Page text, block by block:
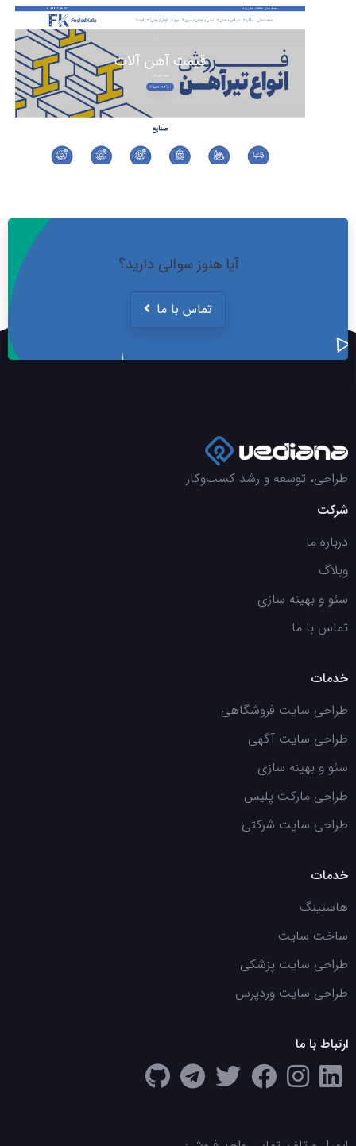
آیا هنوز سوالی دارید؟
تماس با ما
طراحی، توسعه و رشد کسب‌وکار
شرکت
درباره ما
وبلاگ
سئو و بهینه سازی
تماس با ما
خدمات
طراحی سایت فروشگاهی
طراحی سایت آگهی
سئو و بهینه سازی
طراحی مارکت پلیس
طراحی سایت شرکتی
خدمات
هاستینگ
ساخت سایت
طراحی سایت پزشکی
طراحی سایت وردپرس
ارتباط با ما